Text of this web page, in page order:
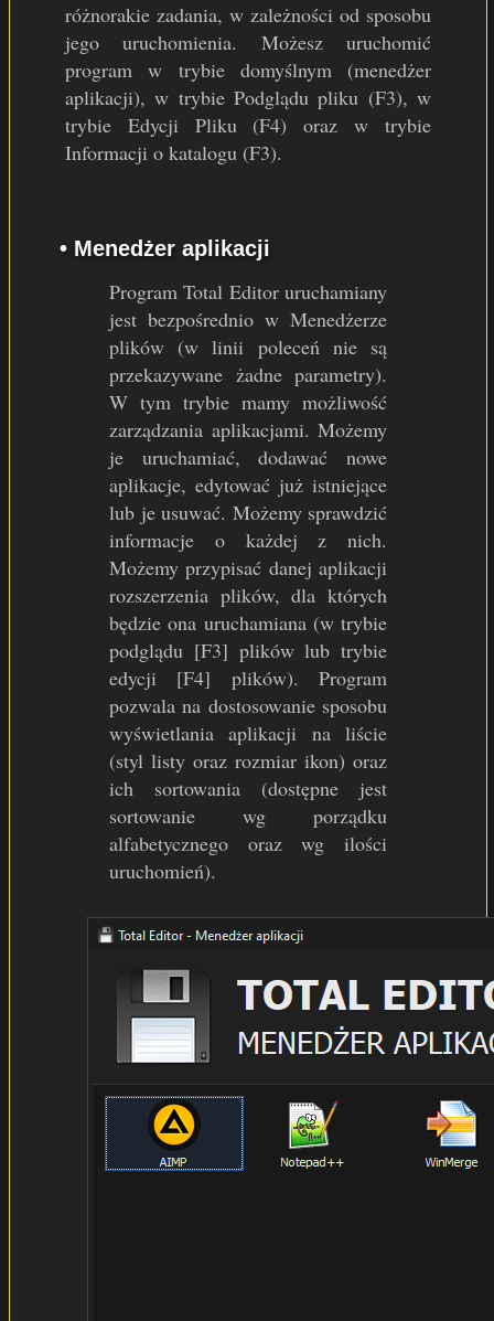
różnorakie zadania, w zależności od sposobu
jego uruchomienia. Możesz uruchomić
program w trybie domyślnym (menedżer
aplikacji), w trybie Podglądu pliku (F3), w
trybie Edycji Pliku (F4) oraz w trybie
Informacji o katalogu (F3).
• Menedżer aplikacji
Program Total Editor uruchamiany
jest bezpośrednio w Menedżerze
plików (w linii poleceń nie są
przekazywane żadne parametry).
W tym trybie mamy możliwość
zarządzania aplikacjami. Możemy
je uruchamiać, dodawać nowe
aplikacje, edytować już istniejące
lub je usuwać. Możemy sprawdzić
informacje o każdej z nich.
Możemy przypisać danej aplikacji
rozszerzenia plików, dla których
będzie ona uruchamiana (w trybie
podglądu [F3] plików lub trybie
edycji [F4] plików). Program
pozwala na dostosowanie sposobu
wyświetlania aplikacji na liście
(styl listy oraz rozmiar ikon) oraz
ich sortowania (dostępne jest
sortowanie wg porządku
alfabetycznego oraz wg ilości
uruchomień).